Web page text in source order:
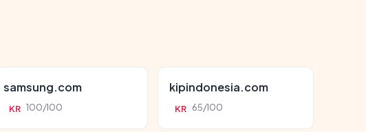
samsung.com
KR 100/100
kipindonesia.com
KR 65/100